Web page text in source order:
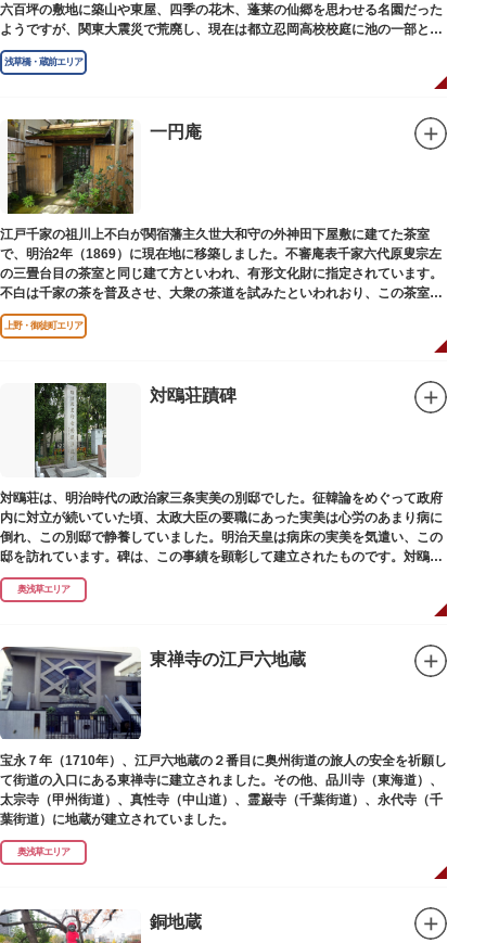
六百坪の敷地に築山や東屋、四季の花木、蓬莱の仙郷を思わせる名園だった
ようですが、関東大震災で荒廃し、現在は都立忍岡高校校庭に池の一部と都
指定の天然記念物の大イチョウを残すのみです。
浅草橋・蔵前エリア
一円庵
江戸千家の祖川上不白が関宿藩主久世大和守の外神田下屋敷に建てた茶室
で、明治2年（1869）に現在地に移築しました。不審庵表千家六代原叟宗左
の三畳台目の茶室と同じ建て方といわれ、有形文化財に指定されています。
不白は千家の茶を普及させ、大衆の茶道を試みたといわれおり、この茶室は
江戸千家を広める拠点となりました。
上野・御徒町エリア
対鴎荘蹟碑
対鴎荘は、明治時代の政治家三条実美の別邸でした。征韓論をめぐって政府
内に対立が続いていた頃、太政大臣の要職にあった実美は心労のあまり病に
倒れ、この別邸で静養していました。明治天皇は病床の実美を気遣い、この
邸を訪れています。碑は、この事績を顕彰して建立されたものです。対鴎荘
は、多摩市連光寺に移築されました。
奥浅草エリア
東禅寺の江戸六地蔵
宝永７年（1710年）、江戸六地蔵の２番目に奥州街道の旅人の安全を祈願し
て街道の入口にある東禅寺に建立されました。その他、品川寺（東海道）、
太宗寺（甲州街道）、真性寺（中山道）、霊巌寺（千葉街道）、永代寺（千
葉街道）に地蔵が建立されていました。
奥浅草エリア
銅地蔵